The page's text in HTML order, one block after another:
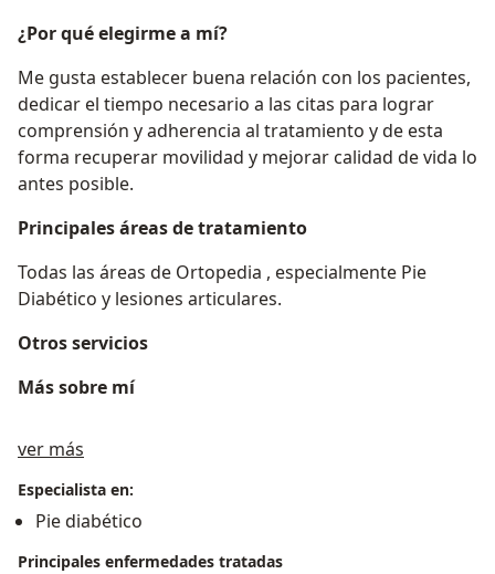
¿Por qué elegirme a mí?
Me gusta establecer buena relación con los pacientes,
dedicar el tiempo necesario a las citas para lograr
comprensión y adherencia al tratamiento y de esta
forma recuperar movilidad y mejorar calidad de vida lo
antes posible.
Principales áreas de tratamiento
Todas las áreas de Ortopedia , especialmente Pie
Diabético y lesiones articulares.
Otros servicios
Más sobre mí
ver más
Especialista en:
Pie diabético
Principales enfermedades tratadas